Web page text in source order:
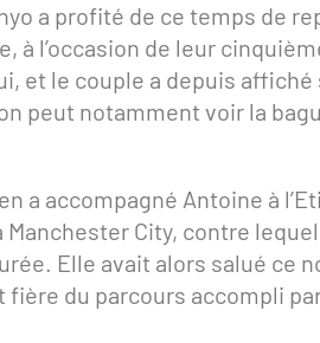
a profité de ce temps de
à l’occasion de leur
et le couple a depuis affiché
peut notamment voir la
a accompagné Antoine à
City, contre
Elle avait alors salué ce
du parcours accompli